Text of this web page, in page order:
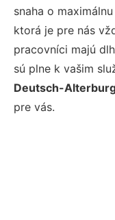
snaha o
ktorá je pre nás
pracovníci majú
sú plne k vašim
Deutsch-
pre vás.